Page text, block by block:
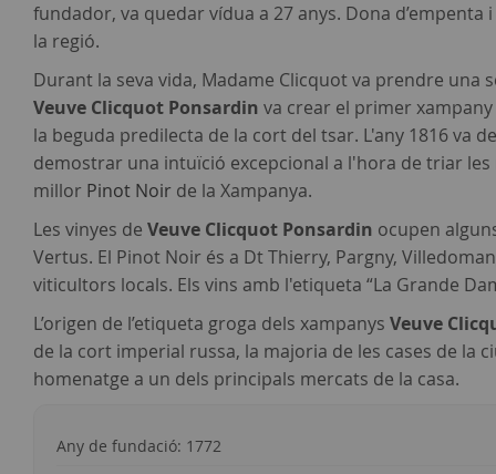
fundador, va quedar vídua a 27 anys. Dona
la regió.
Durant la seva vida, Madame Clicquot va prendre una
Veuve Clicquot Ponsardin va crear el primer
la beguda predilecta de la cort del tsar. L'any 1816 va
demostrar una intuïció excepcional a l'hora de triar les
millor Pinot Noir de la Xampanya.
Les vinyes de Veuve Clicquot Ponsardin ocupen
Vertus. El Pinot Noir és a Dt Thierry, Pargny,
viticultors locals. Els vins amb l'etiqueta “La Grande
L’origen de l’etiqueta groga dels xampanys Veuve
de la cort imperial russa, la majoria de les cases de la
homenatge a un dels principals mercats de la casa.
Any de fundació: 1772